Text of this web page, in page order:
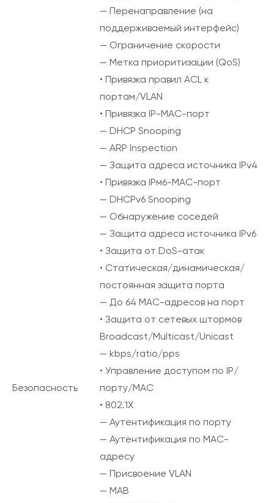
— Перенаправление (на
поддерживаемый интерфейс)
— Ограничение скорости
— Метка приоритизации (QoS)
• Привязка правил ACL к
портам/VLAN
Безопасность
• Привязка IP-MAC-порт
— DHCP Snooping
— ARP Inspection
— Защита адреса источника IPv4
• Привязка IPм6-MAC-порт
— DHCPv6 Snooping
— Обнаружение соседей
— Защита адреса источника IPv6
• Защита от DoS-атак
• Статическая/динамическая/
постоянная защита порта
— До 64 MAC-адресов на порт
• Защита от сетевых штормов
Broadcast/Multicast/Unicast
— kbps/ratio/pps
• Управление доступом по IP/
порту/MAC
• 802.1X
— Аутентификация по порту
— Аутентификация по MAC-
адресу
— Присвоение VLAN
— MAB